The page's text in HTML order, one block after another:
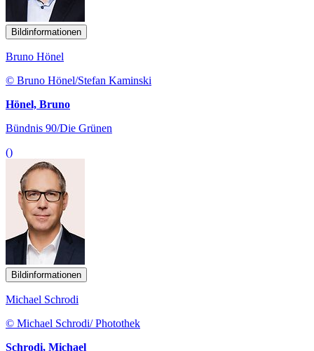
Bildinformationen
Bruno Hönel
© Bruno Hönel/Stefan Kaminski
Hönel, Bruno
Bündnis 90/Die Grünen
()
Bildinformationen
Michael Schrodi
© Michael Schrodi/ Photothek
Schrodi, Michael